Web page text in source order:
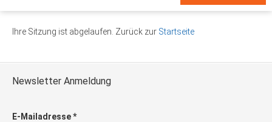
Ihre Sitzung ist abgelaufen. Zurück zur Startseite
Newsletter Anmeldung
E-Mailadresse *